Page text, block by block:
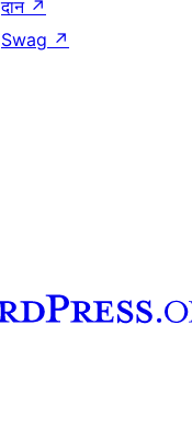
दान ↗
Swag ↗